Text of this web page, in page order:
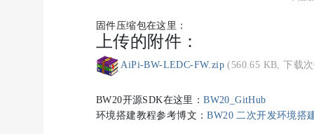
固件压缩包在这里：
上传的附件：
AiPi-BW-LEDC-FW.zip (560.65 KB, 下载
BW20开源SDK在这里：BW20_GitHub
环境搭建教程参考博文：BW20 二次开发环境搭